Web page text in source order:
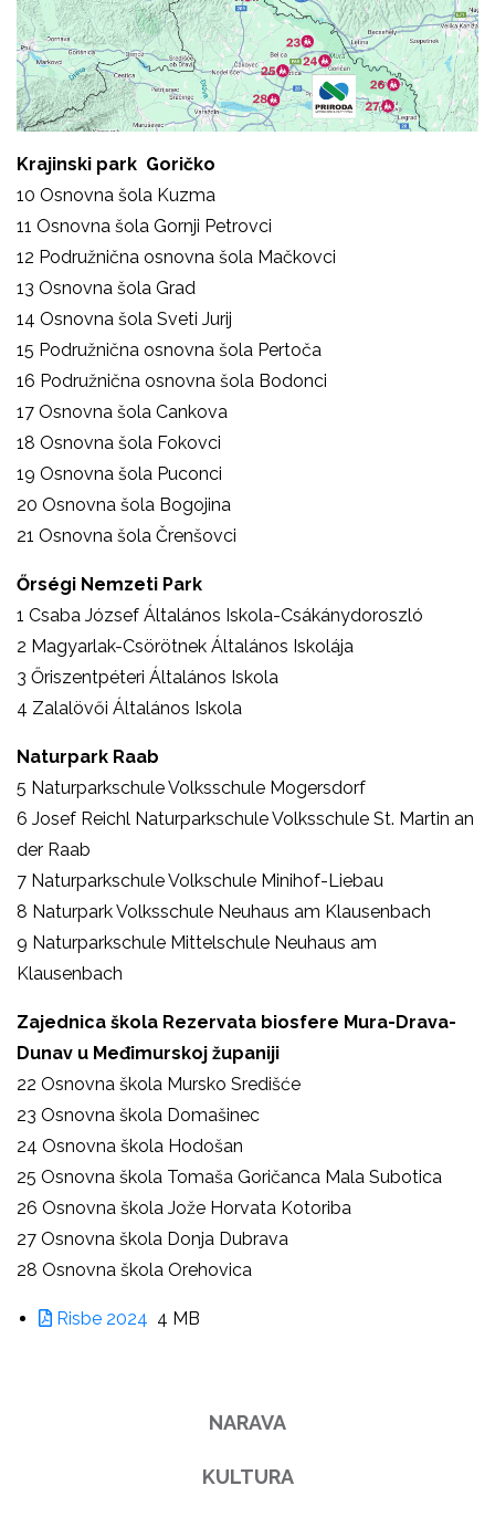
Krajinski park Goričko
10 Osnovna šola Kuzma
11 Osnovna šola Gornji Petrovci
12 Podružnična osnovna šola Mačkovci
13 Osnovna šola Grad
14 Osnovna šola Sveti Jurij
15 Podružnična osnovna šola Pertoča
16 Podružnična osnovna šola Bodonci
17 Osnovna šola Cankova
18 Osnovna šola Fokovci
19 Osnovna šola Puconci
20 Osnovna šola Bogojina
21 Osnovna šola Črenšovci
Őrségi Nemzeti Park
1 Csaba József Általános Iskola-Csákánydoroszló
2 Magyarlak-Csörötnek Általános Iskolája
3 Őriszentpéteri Általános Iskola
4 Zalalövői Általános Iskola
Naturpark Raab
5 Naturparkschule Volksschule Mogersdorf
6 Josef Reichl Naturparkschule Volksschule St. Martin an
der Raab
7 Naturparkschule Volkschule Minihof-Liebau
8 Naturpark Volksschule Neuhaus am Klausenbach
9 Naturparkschule Mittelschule Neuhaus am
Klausenbach
Zajednica škola Rezervata biosfere Mura-Drava-
Dunav u Međimurskoj županiji
22 Osnovna škola Mursko Središće
23 Osnovna škola Domašinec
24 Osnovna škola Hodošan
25 Osnovna škola Tomaša Goričanca Mala Subotica
26 Osnovna škola Jože Horvata Kotoriba
27 Osnovna škola Donja Dubrava
28 Osnovna škola Orehovica
Risbe 2024 4 MB
NARAVA
KULTURA